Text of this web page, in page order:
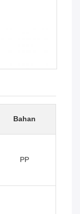
Bahan
PP